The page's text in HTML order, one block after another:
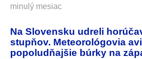
minulý mesiac
Na Slovensku udreli
stupňov. Meteorológovia
popoludňajšie búrky na